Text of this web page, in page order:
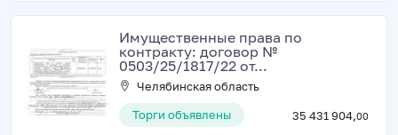
Имущественные права по
контракту: договор №
0503/25/1817/22 от...
Челябинская область
Торги объявлены
35 431 904,00